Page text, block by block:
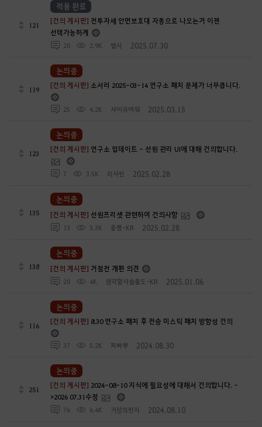
121
[건의 게시판] 전투자세 안면보호대 자동으로 나오는거 이젠
선택가능하게
20 2.9K 맵시 2025.07.30
적용 완료
119 [건의 게시판] 소서러 2025-03-14 연구소 패치 문제가 너무큽니다.
25 4.2K 샤이귀여워 2025.03.15
논의중
123
[건의 게시판] 연구소 업데이트 - 선원 관리 UI에 대해 건의합니다.
7 3.5K 리사린 2025.02.28
논의중
135 [건의 게시판]선원프리셋 관련하여 건의사항
13 3.3K 좀썜-KR 2025.02.28
논의중
138 [건의 게시판] 거점전 개편 의견
20 4K 생각할사슬플도-KR 2025.01.06
논의중
116 [건의 게시판] 8.30 연구소 패치 후 전승 미스틱 패치 방향성 건의
37 5.2K 피빠뿌 2024.08.30
논의중
251
[건의 게시판] 2024-08-10 지식에 필요성에 대해서 건의합니다. -
>2026 07.31수정
76 6.4K 거상의반지 2024.08.10
논의중